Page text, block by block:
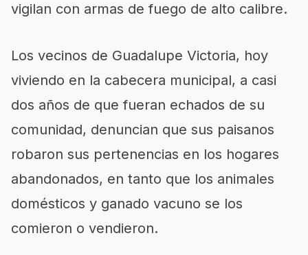
vigilan con armas de fuego de alto calibre.
Los vecinos de Guadalupe Victoria, hoy
viviendo en la cabecera municipal, a casi
dos años de que fueran echados de su
comunidad, denuncian que sus paisanos
robaron sus pertenencias en los hogares
abandonados, en tanto que los animales
domésticos y ganado vacuno se los
comieron o vendieron.